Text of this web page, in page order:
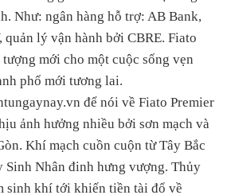
Như: ngân hàng hỗ trợ: AB Bank,
lý vận hành bởi CBRE. Fiato
mới cho một cuộc sống vẹn
phố mới tương lai.
để nói về Fiato Premier
ảnh hưởng nhiều bởi sơn mạch và
Khí mạch cuồn cuộn từ Tây Bắc
Sinh Nhân đinh hưng vượng. Thủy
sinh khí tới khiến tiền tài đổ về